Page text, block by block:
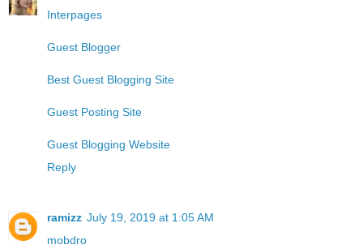
Interpages
Guest Blogger
Best Guest Blogging Site
Guest Posting Site
Guest Blogging Website
Reply
ramizz July 19, 2019 at 1:05 AM
mobdro